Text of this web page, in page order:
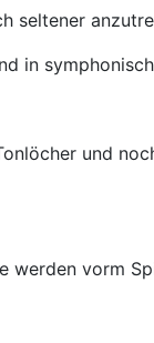
seltener
in
und
werden vorm